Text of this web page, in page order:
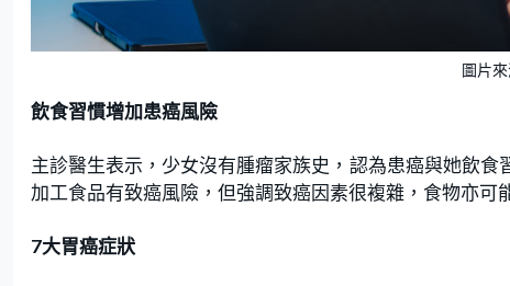
圖片
飲食習慣增加患癌風險
主診醫生表示，少女沒有腫瘤家族史，認為患癌與她飲
加工食品有致癌風險，但強調致癌因素很複雜，食物亦可
7大胃癌症狀